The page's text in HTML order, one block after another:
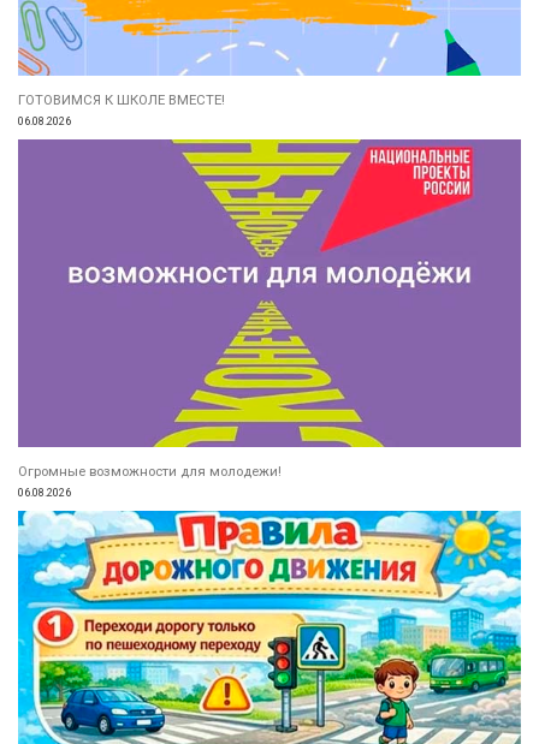
ГОТОВИМСЯ К ШКОЛЕ ВМЕСТЕ!
06.08.2026
Огромные возможности для молодежи!
06.08.2026